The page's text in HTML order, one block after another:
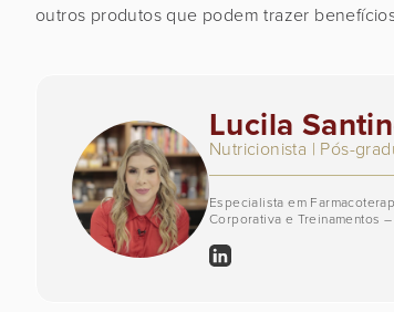
outros produtos que podem trazer
Lucila
Nutricionista | Pós-
Especialista em
Corporativa e Treinamentos